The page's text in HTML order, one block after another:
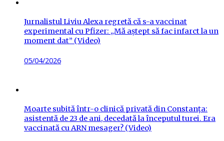
Jurnalistul Liviu Alexa regretă că s-a vaccinat
experimental cu Pfizer: „Mă aștept să fac infarct la un
moment dat” (Video)
Posted
05/04/2026
Moarte subită într-o clinică privată din Constanța:
asistentă de 23 de ani, decedată la începutul turei. Era
vaccinată cu ARN mesager? (Video)